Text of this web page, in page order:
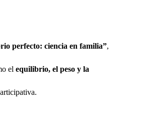
perfecto: ciencia en familia”,
el equilibrio, el peso y la